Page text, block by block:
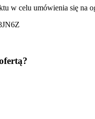
w celu umówienia się na